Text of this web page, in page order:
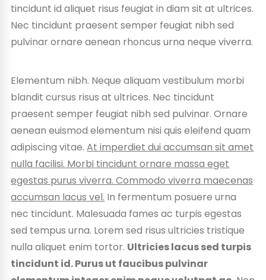
tincidunt id aliquet risus feugiat in diam sit at ultrices.
Nec tincidunt praesent semper feugiat nibh sed
pulvinar ornare aenean rhoncus urna neque viverra.
Elementum nibh. Neque aliquam vestibulum morbi
blandit cursus risus at ultrices. Nec tincidunt
praesent semper feugiat nibh sed pulvinar. Ornare
aenean euismod elementum nisi quis eleifend quam
adipiscing vitae.At imperdiet dui accumsan sit amet
nulla facilisi. Morbi tincidunt ornare massa eget
egestas purus viverra. Commodo viverra maecenas
accumsan lacus vel. In fermentum posuere urna
nec tincidunt. Malesuada fames ac turpis egestas
sed tempus urna. Lorem sed risus ultricies tristique
nulla aliquet enim tortor. Ultricies lacus sed turpis
tincidunt id. Purus ut faucibus pulvinar